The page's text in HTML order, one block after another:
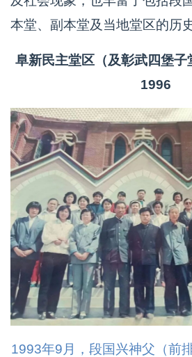
本堂、副本堂及当地堂区的历
阜新民主堂区（及彰武四堡
1996
1993年9月，段国兴神父（前